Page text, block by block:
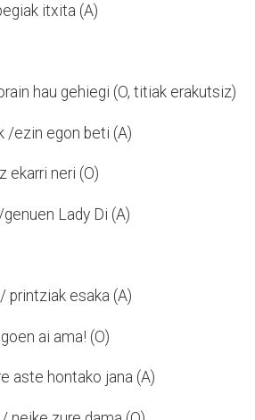
itxita (A)
hau gehiegi (O, titiak erakutsiz)
/ezin egon beti (A)
ekarri neri (O)
Lady Di (A)
printziak esaka (A)
ai ama! (O)
aste hontako jana (A)